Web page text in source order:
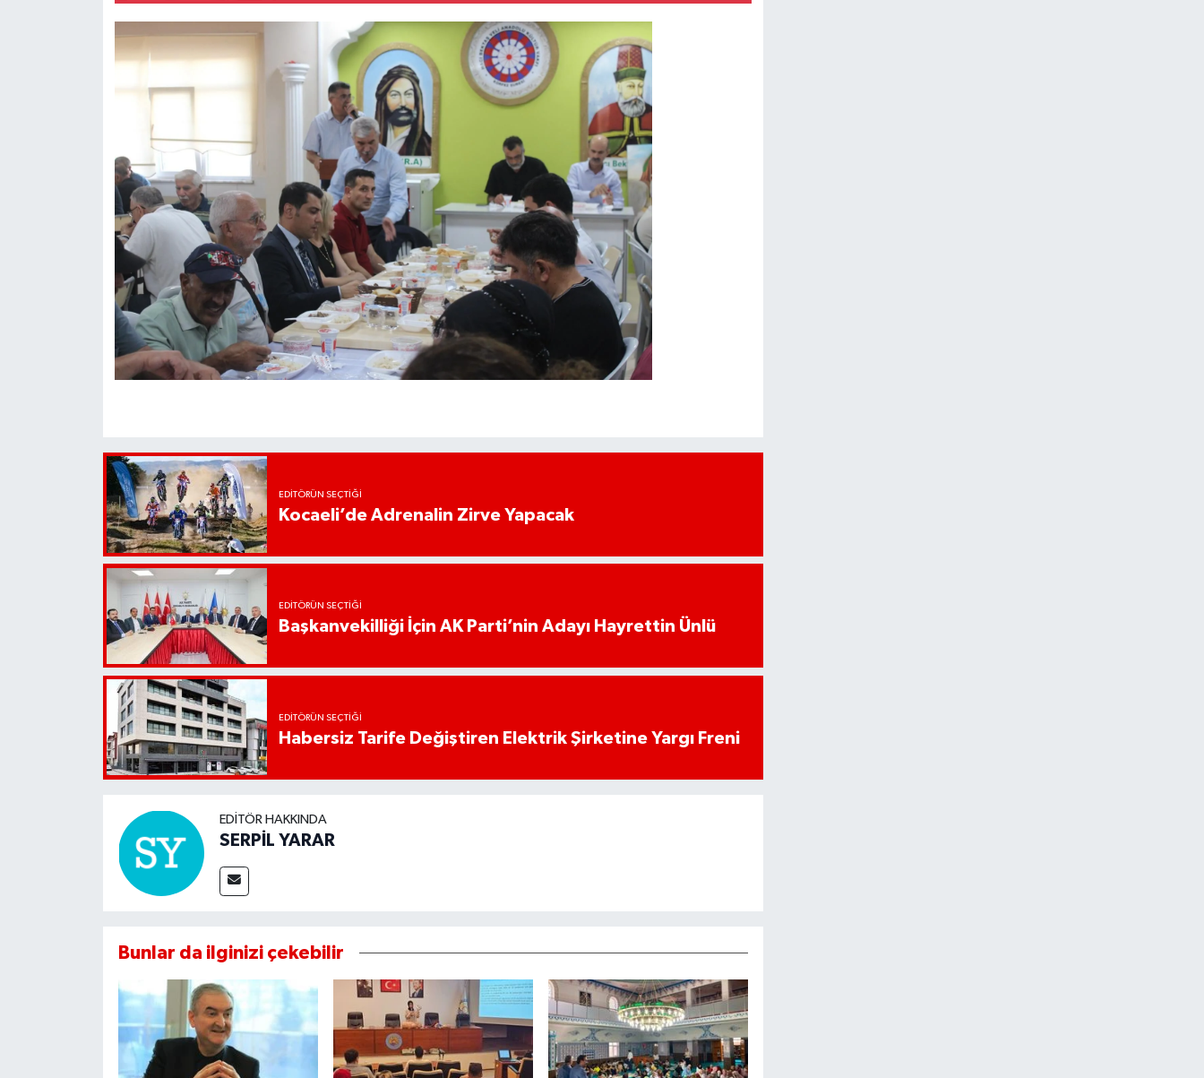
EDITÖRÜN SEÇTIĞI
Kocaeli’de Adrenalin Zirve Yapacak
EDITÖRÜN SEÇTIĞI
Başkanvekilliği İçin AK Parti’nin Adayı Hayrettin Ünlü
EDITÖRÜN SEÇTIĞI
Habersiz Tarife Değiştiren Elektrik Şirketine Yargı Freni
EDITÖR HAKKINDA
SERPİL YARAR
Bunlar da ilginizi çekebilir